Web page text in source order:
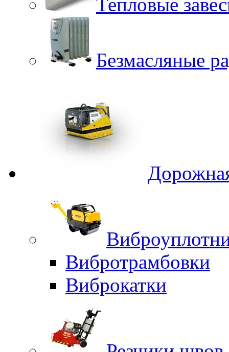
Безмасляные
Вибротрамбовки
Виброкатки